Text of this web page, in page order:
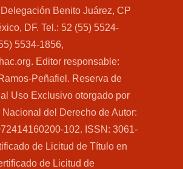
Benito Juárez, CP
DF. Tel.: 52 (55) 5524-
5534-1856,
Editor responsable:
Peñafiel. Reserva de
Uso Exclusivo otorgado por
Nacional del Derecho de Autor:
102. ISSN: 3061-
de Licitud de Título en
de Licitud de